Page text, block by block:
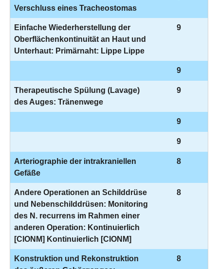
Verschluss eines Tracheostomas
Einfache Wiederherstellung der
Oberflächenkontinuität an Haut und
Unterhaut: Primärnaht: Lippe Lippe
9
9
Therapeutische Spülung (Lavage)
des Auges: Tränenwege
9
9
9
Arteriographie der intrakraniellen
Gefäße
8
Andere Operationen an Schilddrüse
und Nebenschilddrüsen: Monitoring
des N. recurrens im Rahmen einer
anderen Operation: Kontinuierlich
[CIONM] Kontinuierlich [CIONM]
8
Konstruktion und Rekonstruktion
8